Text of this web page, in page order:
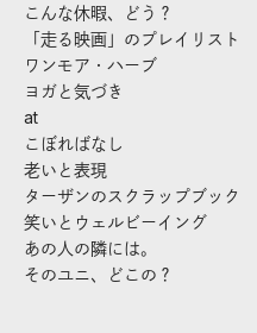
こんな休暇、どう？
「走る映画」のプレイリスト
ワンモア・ハーブ
ヨガと気づき
at
こぼればなし
老いと表現
ターザンのスクラップブック
笑いとウェルビーイング
あの人の隣には。
そのユニ、どこの？